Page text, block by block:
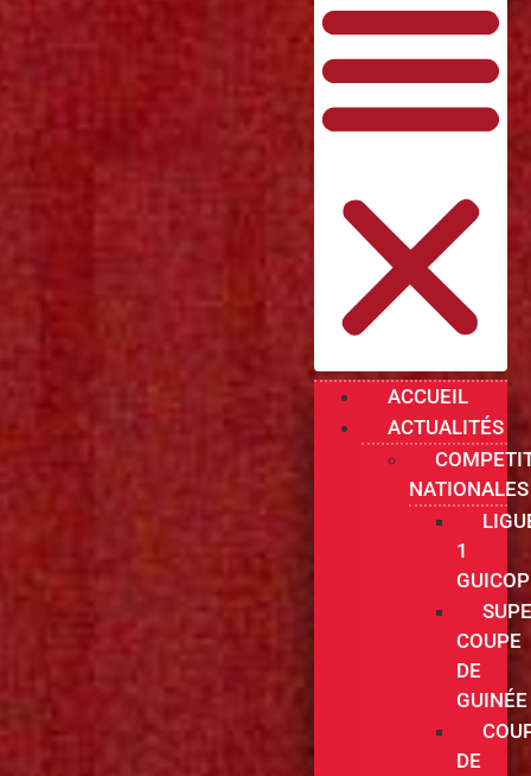
ACCUEIL
ACTUALITÉS
NATIONALES
1
COUPE
DE
GUINÉE
DE